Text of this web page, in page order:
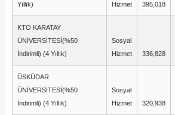
Yıllık)
Hizmet
395,018
KTO KARATAY
ÜNİVERSİTESİ(%50
İndirimli) (4 Yıllık)
Sosyal
Hizmet
336,828
ÜSKÜDAR
ÜNİVERSİTESİ(%50
İndirimli) (4 Yıllık)
Sosyal
Hizmet
320,938